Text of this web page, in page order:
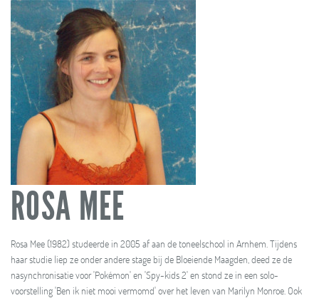
ROSA MEE
Rosa Mee (1982) studeerde in 2005 af aan de toneelschool in Arnhem. Tijdens
haar studie liep ze onder andere stage bij de Bloeiende Maagden, deed ze de
nasynchronisatie voor 'Pokémon' en 'Spy-kids 2' en stond ze in een solo-
voorstelling 'Ben ik niet mooi vermomd' over het leven van Marilyn Monroe. Ook